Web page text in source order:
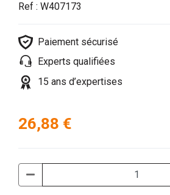
Ref : W407173
Paiement sécurisé
Experts qualifiées
15 ans d’expertises
26,88 €